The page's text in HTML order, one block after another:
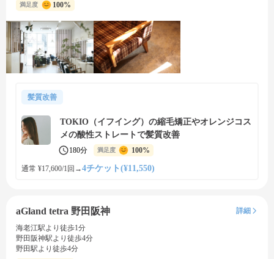
満足度 100%
髪質改善
TOKIO（イフイング）の縮毛矯正やオレンジコス
メの酸性ストレートで髪質改善
180分 満足度 100%
通常 ¥17,600/1回 →4チケット(¥11,550)
aGland tetra 野田阪神
詳細
海老江駅より徒歩1分
野田阪神駅より徒歩4分
野田駅より徒歩4分